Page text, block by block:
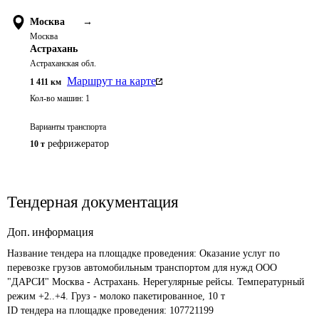
Москва →
Москва
Астрахань
Астраханская обл.
1 411 км Маршрут на карте
Кол-во машин: 1
Варианты транспорта
10 т рефрижератор
Тендерная документация
Доп. информация
Название тендера на площадке проведения: Оказание услуг по
перевозке грузов автомобильным транспортом для нужд ООО
"ДАРСИ" Москва - Астрахань. Нерегулярные рейсы. Температурный
режим +2..+4. Груз - молоко пакетированное, 10 т
ID тендера на площадке проведения: 107721199